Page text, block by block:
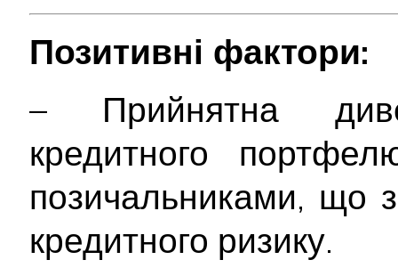
Позитивні фактори:
– Прийнятна
кредитного
позичальниками, що
кредитного ризику.